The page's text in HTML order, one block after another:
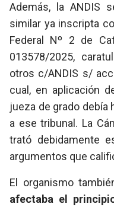
Además, la ANDIS
similar ya inscripta
Federal Nº 2 de
013578/2025,
otros c/ANDIS s/
cual, en aplicación
jueza de grado debía
a ese tribunal. La
trató debidamente
argumentos que
El organismo
afectaba el